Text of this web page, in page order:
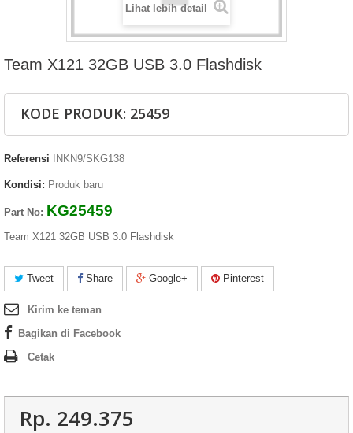
Lihat lebih detail
Team X121 32GB USB 3.0 Flashdisk
KODE PRODUK: 25459
Referensi INKN9/SKG138
Kondisi: Produk baru
Part No: KG25459
Team X121 32GB USB 3.0 Flashdisk
Tweet Share Google+ Pinterest
Kirim ke teman
Bagikan di Facebook
Cetak
Rp‎. 249.375